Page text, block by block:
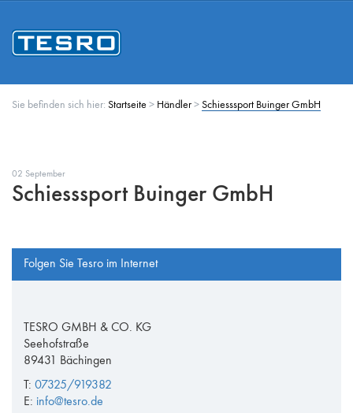
Sie befinden sich hier: Startseite > Händler > Schiesssport Buinger GmbH
02 September
Schiesssport Buinger GmbH
Folgen Sie Tesro im Internet
TESRO GMBH & CO. KG
Seehofstraße
89431 Bächingen
T: 07325/919382
E: info@tesro.de